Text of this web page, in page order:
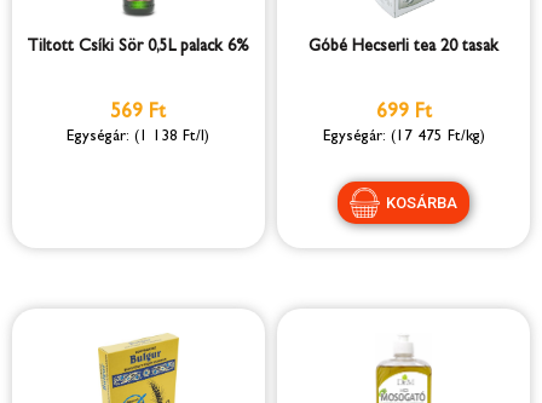
Tiltott Csíki Sör 0,5L palack 6%
569 Ft
(1 138 Ft/l)
Góbé Hecserli tea 20 tasak
699 Ft
(17 475 Ft/kg)